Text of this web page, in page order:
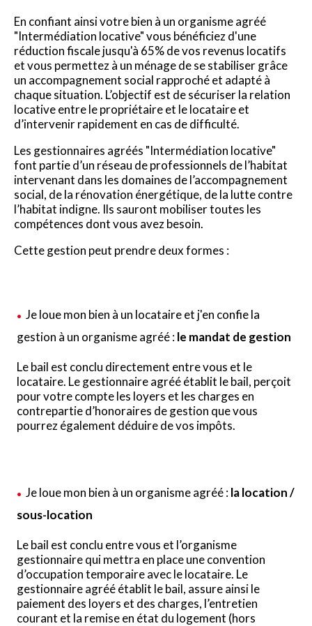
En confiant ainsi votre bien à un organisme agréé
"Intermédiation locative" vous bénéficiez d'une
réduction fiscale jusqu'à 65% de vos revenus locatifs
et vous permettez à un ménage de se stabiliser grâce
un accompagnement social rapproché et adapté à
chaque situation. L’objectif est de sécuriser la relation
locative entre le propriétaire et le locataire et
d’intervenir rapidement en cas de difficulté.
Les gestionnaires agréés "Intermédiation locative"
font partie d’un réseau de professionnels de l’habitat
intervenant dans les domaines de l’accompagnement
social, de la rénovation énergétique, de la lutte contre
l’habitat indigne. Ils sauront mobiliser toutes les
compétences dont vous avez besoin.
Cette gestion peut prendre deux formes :
Je loue mon bien à un locataire et j'en confie la
gestion à un organisme agréé :le mandat de gestion
Le bail est conclu directement entre vous et le
locataire. Le gestionnaire agréé établit le bail, perçoit
pour votre compte les loyers et les charges en
contrepartie d’honoraires de gestion que vous
pourrez également déduire de vos impôts.
Je loue mon bien à un organisme agréé :la location /
sous-location
Le bail est conclu entre vous et l’organisme
gestionnaire qui mettra en place une convention
d’occupation temporaire avec le locataire. Le
gestionnaire agréé établit le bail, assure ainsi le
paiement des loyers et des charges, l’entretien
courant et la remise en état du logement (hors